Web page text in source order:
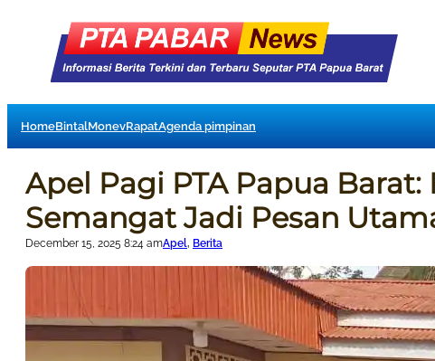
HomeBintalMonevRapatAgenda pimpinan
Apel Pagi PTA Papua
Semangat Jadi Pesan
December 15, 2025 8:24 amApel, Berita